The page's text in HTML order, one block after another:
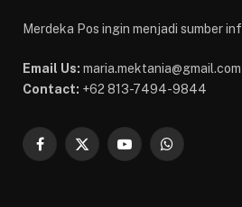
Merdeka Pos ingin menjadi sumber
Email Us: maria.mektania@gmail.com
Contact: +62 813-7494-9844
Facebook
X
YouTubeWhatsApp